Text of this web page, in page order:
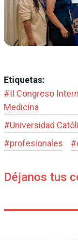
Etiquetas:
#II Congreso
Medicina
#Universidad
#profesionales #
Déjanos tus